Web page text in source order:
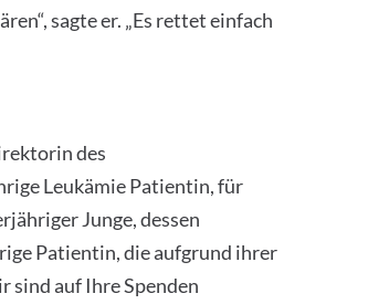
sagte er. „Es rettet einfach
des
Leukämie Patientin, für
Junge, dessen
Patientin, die aufgrund ihrer
auf Ihre Spenden